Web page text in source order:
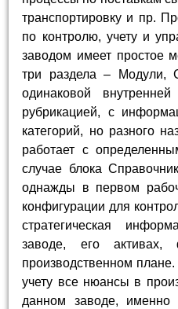
транспортировку и пр.
по контролю, учету и
заводом имеет простое
три раздела – Модули,
одинаковой
рубрикацией, с
категорий, но разного
работает с
случае блока
однажды в первом
конфигурации для
стратегическая
заводе, его активах,
производственном
учету все нюансы в
данном заводе, именно